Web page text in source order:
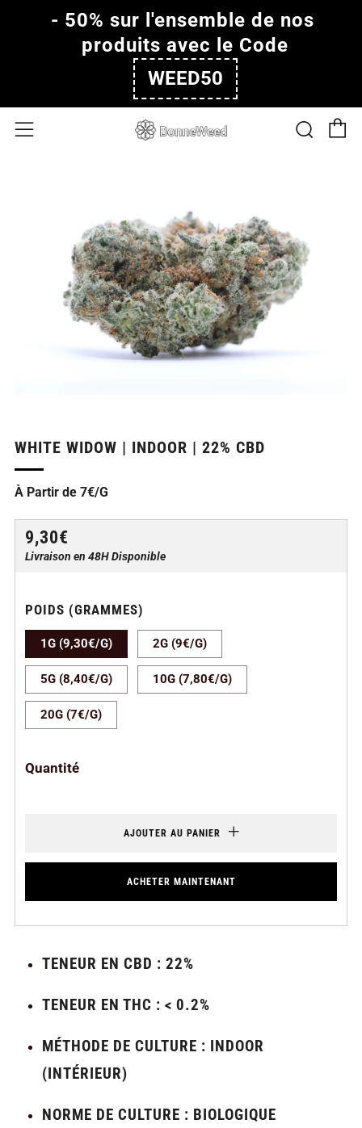
- 50% sur l'ensemble de nos
produits avec le Code
WEED50
Menu
WHITE WIDOW | INDOOR | 22% CBD
À Partir de 7€/G
PRIX
RÉGULIER
9,30€
Livraison en 48H Disponible
POIDS (GRAMMES)
1G (9,30€/G) 2G (9€/G)
5G (8,40€/G) 10G (7,80€/G)
20G (7€/G)
Quantité
AJOUTER AU PANIER
ACHETER MAINTENANT
TENEUR EN CBD : 22%
TENEUR EN THC : < 0.2%
MÉTHODE DE CULTURE : INDOOR
(INTÉRIEUR)
NORME DE CULTURE : BIOLOGIQUE